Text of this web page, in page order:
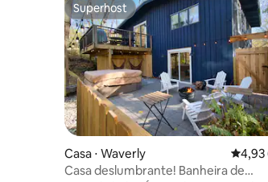
Superhost
Superhost
Casa ⋅ Waverly 4,93
4,93
Casa deslumbrante! Banheira de